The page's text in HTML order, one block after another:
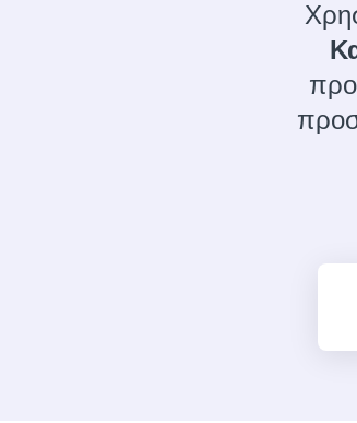
Attend webinars &
Attend webinars &